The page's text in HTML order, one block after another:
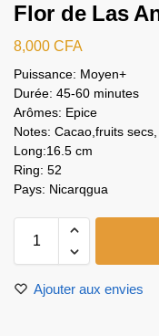
Flor de Las
8,000 CFA
Puissance: Moyen+
Durée: 45-60 minutes
Arômes: Epice
Notes: Cacao,fruits
Long:16.5 cm
Ring: 52
Pays: Nicarqgua
Ajouter aux envies